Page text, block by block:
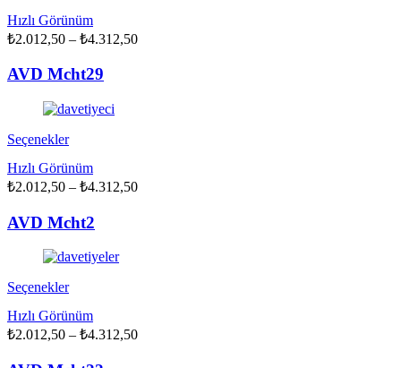
birden
fazla
var.
ürün
sayfasından
seçilebilir
Hızlı Görünüm
₺2.012,50 – ₺4.312,50Fiyat
AVD Mcht29
SeçeneklerBu
birden
fazla
var.
Seçenekler
ürün
sayfasından
seçilebilir
Hızlı Görünüm
₺2.012,50 – ₺4.312,50Fiyat
AVD Mcht2
SeçeneklerBu
birden
fazla
Hızlı Görünüm
₺2.012,50 – ₺4.312,50Fiyat